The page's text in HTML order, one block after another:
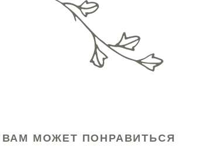
ВАМ МОЖЕТ ПОНРАВИТЬСЯ